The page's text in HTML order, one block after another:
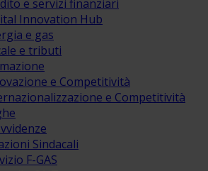
e servizi finanziari
Innovation Hub
e gas
e tributi
e Competitività
e Competitività
Sindacali
F-GAS